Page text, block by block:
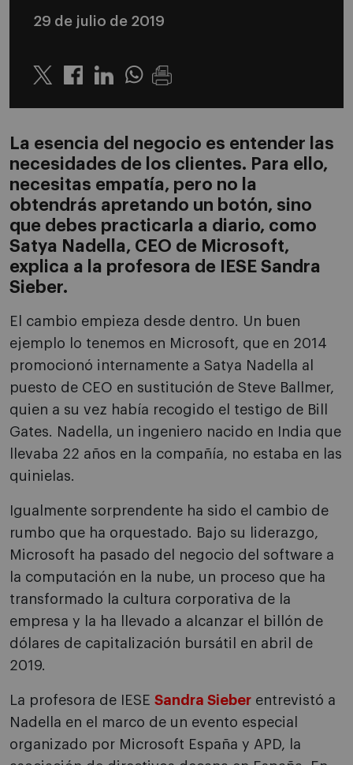
29 de julio de 2019
Twitter LinkedinWhatsapp
La esencia del negocio es entender las
necesidades de los clientes. Para ello,
necesitas empatía, pero no la
obtendrás apretando un botón, sino
que debes practicarla a diario, como
Satya Nadella, CEO de Microsoft,
explica a la profesora de IESE Sandra
Sieber.
El cambio empieza desde dentro. Un buen
ejemplo lo tenemos en Microsoft, que en 2014
promocionó internamente a Satya Nadella al
puesto de CEO en sustitución de Steve Ballmer,
quien a su vez había recogido el testigo de Bill
Gates. Nadella, un ingeniero nacido en India que
llevaba 22 años en la compañía, no estaba en las
quinielas.
Igualmente sorprendente ha sido el cambio de
rumbo que ha orquestado. Bajo su liderazgo,
Microsoft ha pasado del negocio del software a
la computación en la nube, un proceso que ha
transformado la cultura corporativa de la
empresa y la ha llevado a alcanzar el billón de
dólares de capitalización bursátil en abril de
2019.
La profesora de IESE Sandra Sieber entrevistó a
Nadella en el marco de un evento especial
organizado por Microsoft España y APD, la